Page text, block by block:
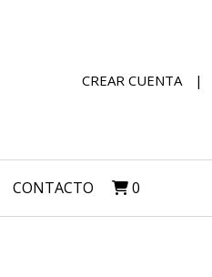
CREAR CUENTA
CONTACTO 0